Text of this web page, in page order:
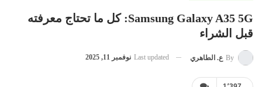
Samsung Galaxy A35 5G: كل ما تحتاج معرفته
قبل الشراء
By ع. الطاهري Last updated نوفمبر 11, 2025